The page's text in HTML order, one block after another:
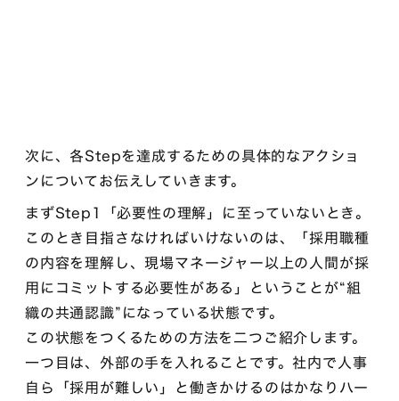
次に、各Stepを達成するための具体的なアクショ
ンについてお伝えしていきます。
まずStep1「必要性の理解」に至っていないとき。
このとき目指さなければいけないのは、「採用職種
の内容を理解し、現場マネージャー以上の人間が採
用にコミットする必要性がある」ということが“組
織の共通認識”になっている状態です。
この状態をつくるための方法を二つご紹介します。
一つ目は、外部の手を入れることです。社内で人事
自ら「採用が難しい」と働きかけるのはかなりハー